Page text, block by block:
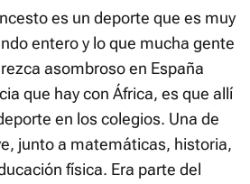
es un deporte que es muy
entero y lo que mucha gente
asombroso en España
que hay con África, es que allí
en los colegios. Una de
junto a matemáticas, historia,
física. Era parte del